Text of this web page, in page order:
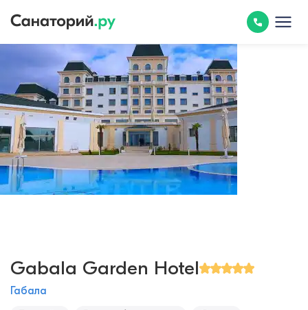
Gabala Garden Hotel
Габала